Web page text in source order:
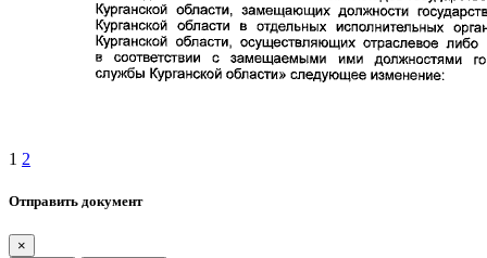
1 2
Отправить документ
×